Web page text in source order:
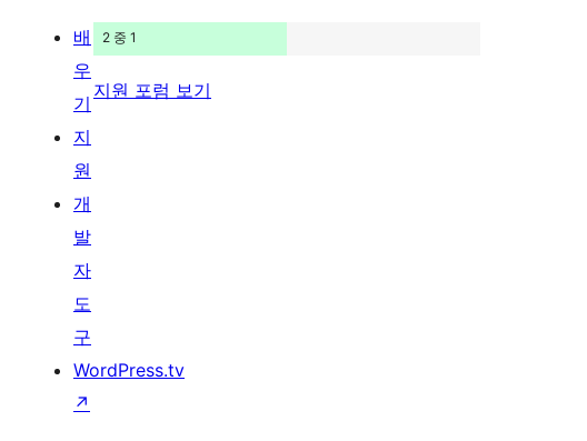
2 중 1
지원 포럼 보기
배
우
기
지
원
개
발
자
도
구
WordPress.tv
↗